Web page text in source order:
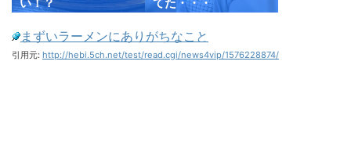
まずいラーメンにありがちなこと
引用元: http://hebi.5ch.net/test/read.cgi/news4vip/1576228874/